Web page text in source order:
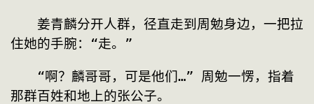
姜青麟分开人群，径直走到周勉身边，一把拉
住她的手腕：“走。”
“啊？麟哥哥，可是他们…” 周勉一愣，指着
那群百姓和地上的张公子。